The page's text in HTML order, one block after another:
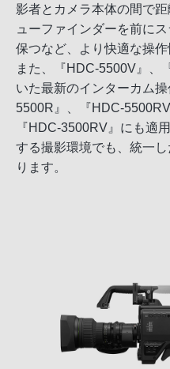
影者とカメラ本体の間で
ューファインダーを前に
保つなど、より快適な操作
また、『HDC-5500V』、
いた最新のインターカム
5500R』、『HDC-
『HDC-3500RV』にも適
する撮影環境でも、統一
ります。